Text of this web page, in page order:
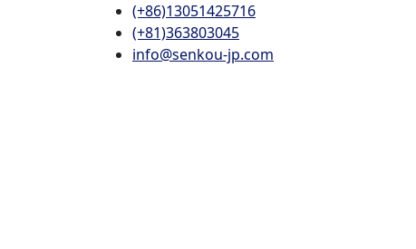
(+86)13051425716
(+81)363803045
info@senkou-jp.com